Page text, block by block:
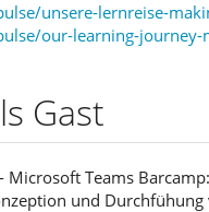
unsere-lernreise-
our-learning-journey-
Gast
Microsoft Teams
und